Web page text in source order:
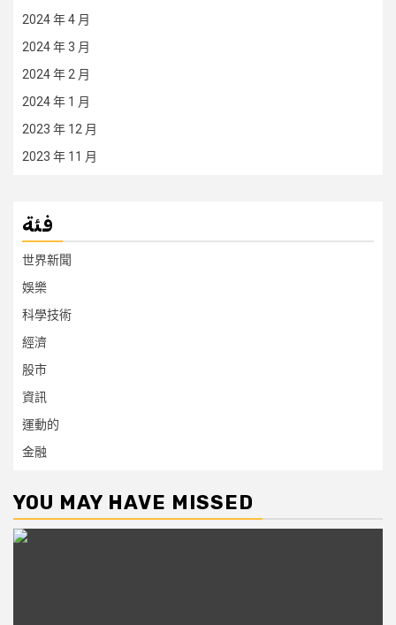
2024 年 4 月
2024 年 3 月
2024 年 2 月
2024 年 1 月
2023 年 12 月
2023 年 11 月
فئة
世界新聞
娛樂
科學技術
經濟
股市
資訊
運動的
金融
YOU MAY HAVE MISSED